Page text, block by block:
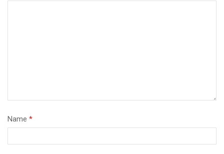
Name *